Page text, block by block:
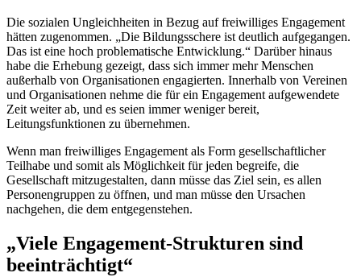
Die sozialen Ungleichheiten in Bezug auf freiwilliges Engagement
hätten zugenommen. „Die Bildungsschere ist deutlich aufgegangen.
Das ist eine hoch problematische Entwicklung.“ Darüber hinaus
habe die Erhebung gezeigt, dass sich immer mehr Menschen
außerhalb von Organisationen engagierten. Innerhalb von Vereinen
und Organisationen nehme die für ein Engagementaufgewendete
Zeit weiter ab, und es seien immer weniger bereit,
Leitungsfunktionen zu übernehmen.
Wenn man freiwilliges Engagementals Form gesellschaftlicher
Teilhabe und somit als Möglichkeit für jeden begreife, die
Gesellschaft mitzugestalten, dann müsse das Ziel sein, es allen
Personengruppen zu öffnen, und man müsse den Ursachen
nachgehen, die dem entgegenstehen.
„Viele Engagement-Strukturen sind
beeinträchtigt“